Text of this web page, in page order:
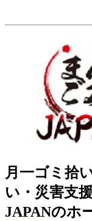
月一ゴミ拾
い・災害支
JAPANのホ